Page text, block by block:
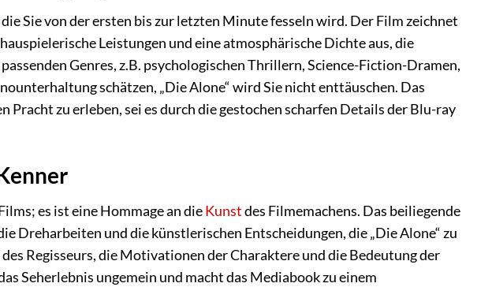
die Sie von der ersten bis zur letzten Minute fesseln wird. Der Film zeichnet
Leistungen und eine atmosphärische Dichte aus, die
Genres, z.B. psychologischen Thrillern, Science-Fiction-Dramen,
schätzen, „Die Alone“ wird Sie nicht enttäuschen. Das
zu erleben, sei es durch die gestochen scharfen Details der Blu-ray
es ist eine Hommage an dieKunstdes Filmemachens. Das beiliegende
Dreharbeiten und die künstlerischen Entscheidungen, die „Die Alone“ zu
Regisseurs, die Motivationen der Charaktere und die Bedeutung der
Seherlebnis ungemein und macht das Mediabook zu einem